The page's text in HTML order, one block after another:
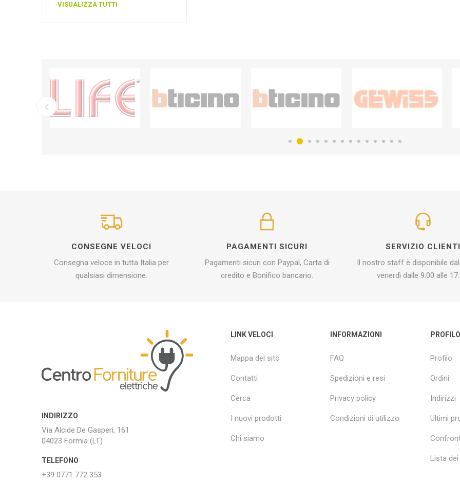
VISUALIZZA TUTTI
CONSEGNE VELOCI
Consegna veloce in tutta Italia per
qualsiasi dimensione.
PAGAMENTI SICURI
Pagamenti sicuri con Paypal, Carta di
credito e Bonifico bancario.
SERVIZIO CLIENTI
Il nostro staff è disponibile
venerdì dalle 9:00 alle
INDIRIZZO
Via Alcide De Gasperi, 161
04023 Formia (LT)
TELEFONO
+39 0771 772 353
LINK VELOCI
Mappa del sito
Contatti
Cerca
I nuovi prodotti
Chi siamo
INFORMAZIONI
FAQ
Spedizioni e resi
Privacy policy
Condizioni di utilizzo
PROFILO
Profilo
Ordini
Indirizzi
Ultimi
Lista